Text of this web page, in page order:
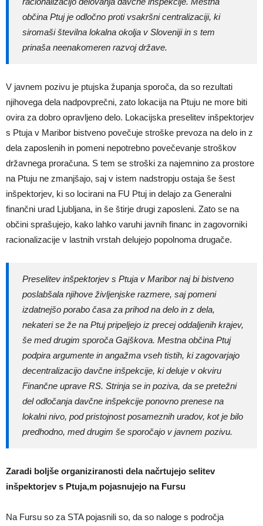
občina Ptuj je odločno proti vsakršni centralizaciji, ki
siromaši številna lokalna okolja v Sloveniji in s tem
prinaša neenakomeren razvoj države.
V javnem pozivu je ptujska županja sporoča, da so rezultati
njihovega dela nadpovprečni, zato lokacija na Ptuju ne more biti
ovira za dobro opravljeno delo. Lokacijska preselitev inšpektorjev
s Ptuja v Maribor bistveno povečuje stroške prevoza na delo in z
dela zaposlenih in pomeni nepotrebno povečevanje stroškov
državnega proračuna. S tem se stroški za najemnino za prostore
na Ptuju ne zmanjšajo, saj v istem nadstropju ostaja še šest
inšpektorjev, ki so locirani na FU Ptuj in delajo za Generalni
finančni urad Ljubljana, in še štirje drugi zaposleni. Zato se na
občini sprašujejo, kako lahko varuhi javnih financ in zagovorniki
racionalizacije v lastnih vrstah delujejo popolnoma drugače.
Preselitev inšpektorjev s Ptuja v Maribor naj bi bistveno
poslabšala njihove življenjske razmere, saj pomeni
izdatnejšo porabo časa za prihod na delo in z dela,
nekateri se že na Ptuj pripeljejo iz precej oddaljenih krajev,
še med drugim sporoča Gajškova. Mestna občina Ptuj
podpira argumente in angažma vseh tistih, ki zagovarjajo
decentralizacijo davčne inšpekcije, ki deluje v okviru
Finančne uprave RS. Strinja se in poziva, da se pretežni
del odločanja davčne inšpekcije ponovno prenese na
lokalni nivo, pod pristojnost posameznih uradov, kot je bilo
predhodno, med drugim še sporočajo v javnem pozivu.
Zaradi boljše organiziranosti dela načrtujejo selitev
inšpektorjev s Ptuja,m pojasnujejo na Fursu
Na Fursu so za STA pojasnili so, da so naloge s področja